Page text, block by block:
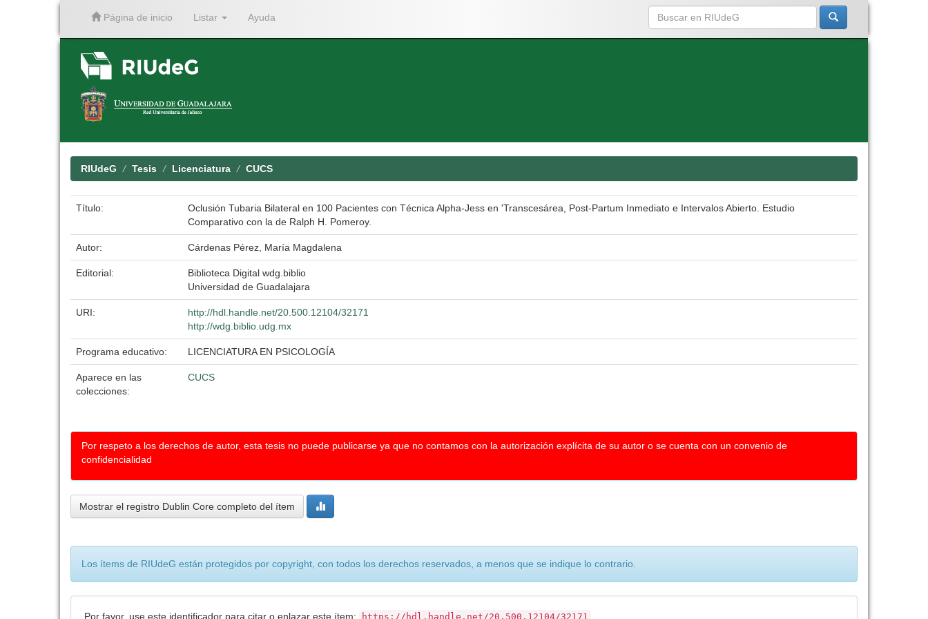
Página de inicio Listar Ayuda
RIUdeG Tesis Licenciatura CUCS
Título:
Oclusión Tubaria Bilateral en 100 Pacientes con Técnica Alpha-Jess en 'Transcesárea, Post-Partum Inmediato e Intervalos Abierto. Estudio
Comparativo con la de Ralph H. Pomeroy.
Autor: Cárdenas Pérez, María Magdalena
Editorial:
Biblioteca Digital wdg.biblio
Universidad de Guadalajara
URI:
http://hdl.handle.net/20.500.12104/32171
http://wdg.biblio.udg.mx
Programa educativo: LICENCIATURA EN PSICOLOGÍA
Aparece en las
colecciones:
CUCS
Por respeto a los derechos de autor, esta tesis no puede publicarse ya que no contamos con la autorización explícita de su autor o se cuenta con un convenio de
confidencialidad
Mostrar el registro Dublin Core completo del ítem
Los ítems de RIUdeG están protegidos por copyright, con todos los derechos reservados, a menos que se indique lo contrario.
Por favor, use este identificador para citar o enlazar este ítem: https://hdl.handle.net/20.500.12104/32171